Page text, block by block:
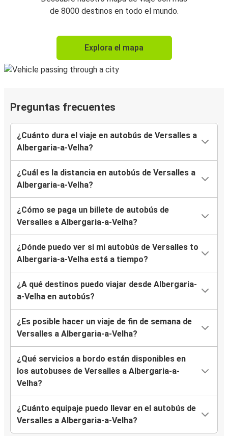
de 8000 destinos en todo el mundo.
Explora el mapa
Preguntas frecuentes
¿Cuánto dura el viaje en autobús de Versalles a
Albergaria-a-Velha?
¿Cuál es la distancia en autobús de Versalles a
Albergaria-a-Velha?
¿Cómo se paga un billete de autobús de
Versalles a Albergaria-a-Velha?
¿Dónde puedo ver si mi autobús de Versalles to
Albergaria-a-Velha está a tiempo?
¿A qué destinos puedo viajar desde Albergaria-
a-Velha en autobús?
¿Es posible hacer un viaje de fin de semana de
Versalles a Albergaria-a-Velha?
¿Qué servicios a bordo están disponibles en
los autobuses de Versalles a Albergaria-a-
Velha?
¿Cuánto equipaje puedo llevar en el autobús de
Versalles a Albergaria-a-Velha?